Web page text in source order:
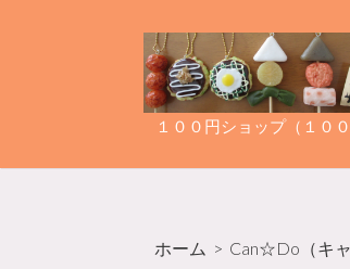
１００円ショップ（１０
ホーム > Can☆Do（キ